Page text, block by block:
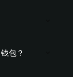
包？